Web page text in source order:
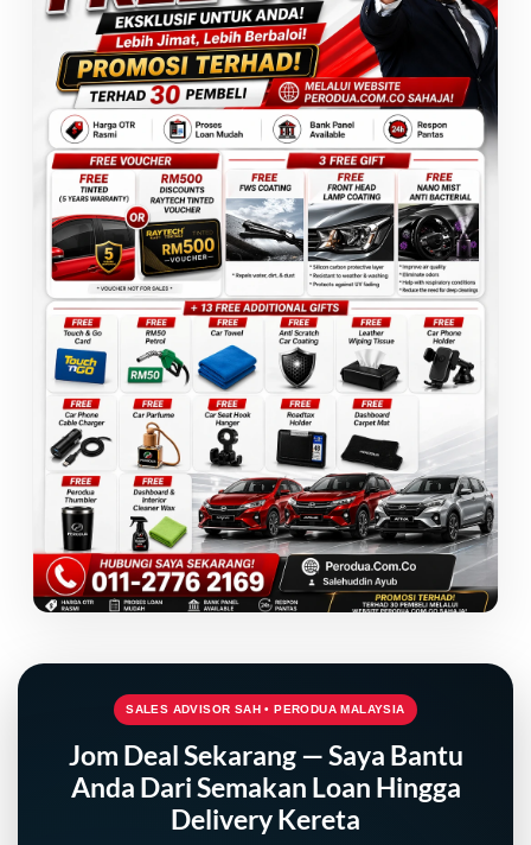
SALES ADVISOR SAH • PERODUA MALAYSIA
Jom Deal Sekarang — Saya Bantu
Anda Dari Semakan Loan Hingga
Delivery Kereta